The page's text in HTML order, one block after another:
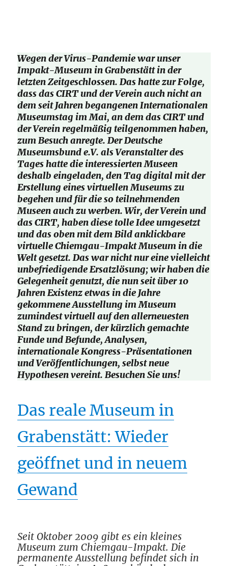
Wegen der Virus-Pandemie war unser
Impakt-Museum in Grabenstätt in der
letzten Zeitgeschlossen. Das hatte zur Folge,
dass das CIRT und der Verein auch nicht an
dem seit Jahren begangenen Internationalen
Museumstag im Mai, an dem das CIRT und
der Verein regelmäßig teilgenommen haben,
zum Besuch anregte. Der Deutsche
Museumsbund e.V. als Veranstalter des
Tages hatte die interessierten Museen
deshalb eingeladen, den Tag digital mit der
Erstellung eines virtuellen Museums zu
begehen und für die so teilnehmenden
Museen auch zu werben. Wir, der Verein und
das CIRT, haben diese tolle Idee umgesetzt
und das oben mit dem Bild anklickbare
virtuelle Chiemgau-Impakt Museum in die
Welt gesetzt. Das war nicht nur eine vielleicht
unbefriedigende Ersatzlösung; wir haben die
Gelegenheit genutzt, die nun seit über 10
Jahren Existenz etwas in die Jahre
gekommene Ausstellung im Museum
zumindest virtuell auf den allerneuesten
Stand zu bringen, der kürzlich gemachte
Funde und Befunde, Analysen,
internationale Kongress-Präsentationen
und Veröffentlichungen, selbst neue
Hypothesen vereint. Besuchen Sie uns!
Das reale Museum in
Grabenstätt: Wieder
geöffnet und in neuem
Gewand
Seit Oktober 2009 gibt es ein kleines
Museum zum Chiemgau-Impakt. Die
permanente Ausstellung befindet sich in